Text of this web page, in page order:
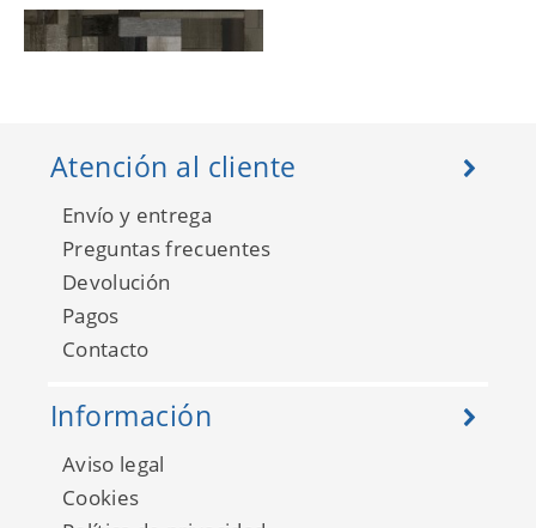
Matieres Wood 337222
Atención al cliente
Envío y entrega
Preguntas frecuentes
Devolución
Pagos
Contacto
Información
Aviso legal
Cookies